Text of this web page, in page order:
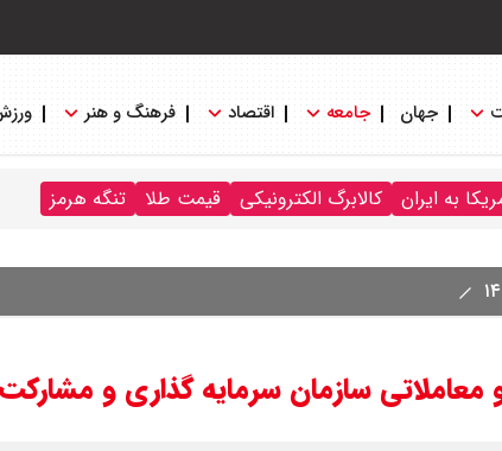
جهان جامعه اقتصاد فرهنگ و هنر
به ایران کالابرگ الکترونیکی قیمت طلا تنگه هرمز
سازمان سرمایه گذاری و